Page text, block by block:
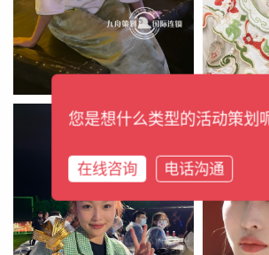
您是想什么类型的活动策划
在线咨询 电话沟通